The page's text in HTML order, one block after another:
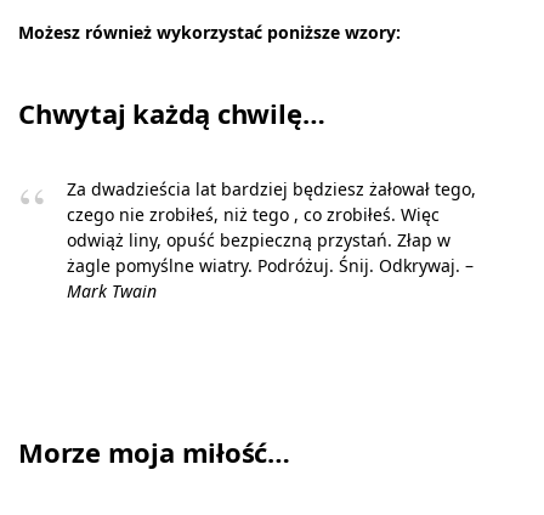
Możesz również wykorzystać poniższe wzory:
Chwytaj każdą chwilę…
Za dwadzieścia lat bardziej będziesz żałował tego,
czego nie zrobiłeś, niż tego , co zrobiłeś. Więc
odwiąż liny, opuść bezpieczną przystań. Złap w
żagle pomyślne wiatry. Podróżuj. Śnij. Odkrywaj. –
Mark Twain
Morze moja miłość…